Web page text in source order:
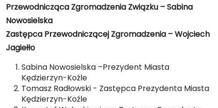
Przewodnicząca Zgromadzenia Związku – Sabina
Nowosielska
Zastępca Przewodniczącej Zgromadzenia – Wojciech
Jagiełło
Sabina Nowosielska –Prezydent Miasta
Kędzierzyn-Koźle
Tomasz Radłowski - Zastępca Prezydenta Miasta
Kędzierzyn-Koźle